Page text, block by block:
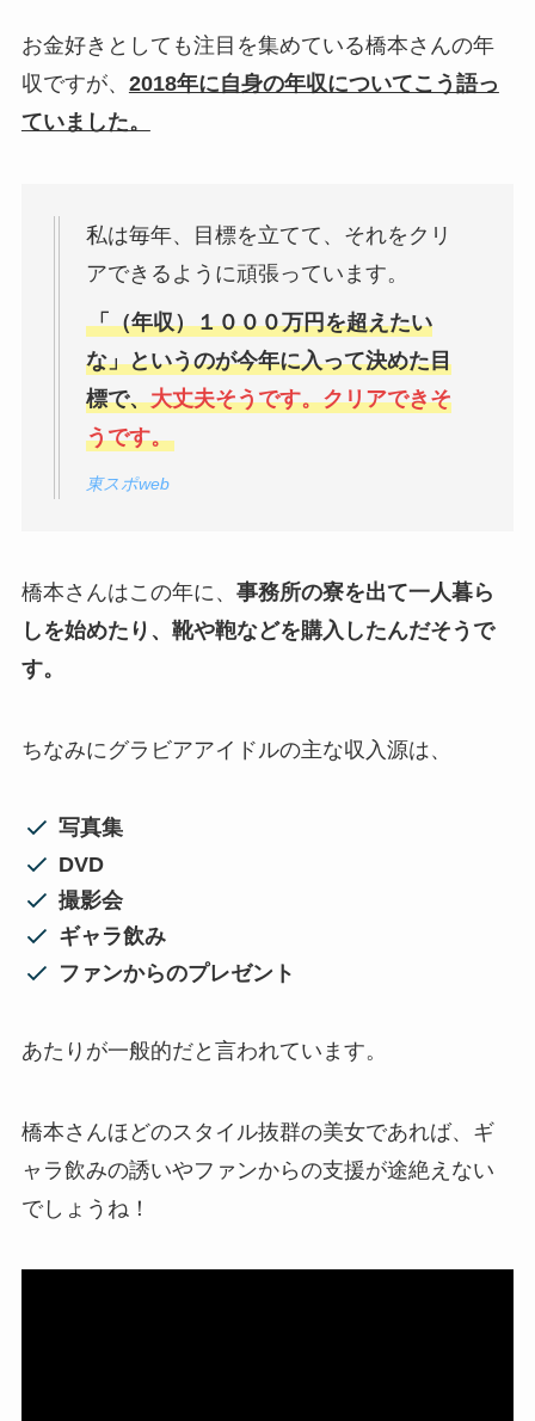
お金好きとしても注目を集めている橋本さんの年
収ですが、 2018年に自身の年収についてこう語っ
ていました。
私は毎年、目標を立てて、それをクリ
アできるように頑張っています。
「（年収）１０００万円を超えたい
な」というのが今年に入って決めた目
標で、大丈夫そうです。クリアできそ
うです。
東スポweb
橋本さんはこの年に、 事務所の寮を出て一人暮ら
しを始めたり、靴や鞄などを購入したんだそうで
す。
ちなみにグラビアアイドルの主な収入源は、
写真集
DVD
撮影会
ギャラ飲み
ファンからのプレゼント
あたりが一般的だと言われています。
橋本さんほどのスタイル抜群の美女であれば、ギ
ャラ飲みの誘いやファンからの支援が途絶えない
でしょうね！